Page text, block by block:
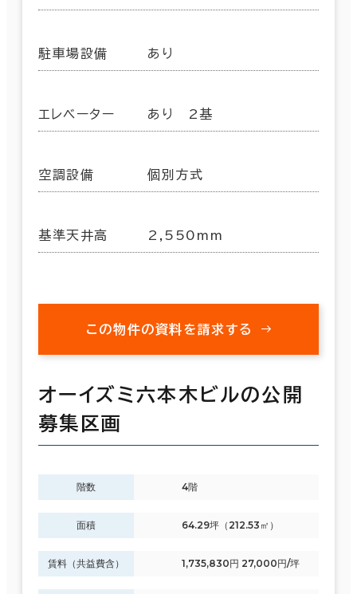
駐車場設備 あり
エレベーター あり 2基
空調設備 個別方式
基準天井高 2,550mm
この物件の資料を請求する
オーイズミ六本木ビルの公開
募集区画
階数 4階
面積 64.29坪（212.53㎡）
賃料（共益費含） 1,735,830円 27,000円/坪